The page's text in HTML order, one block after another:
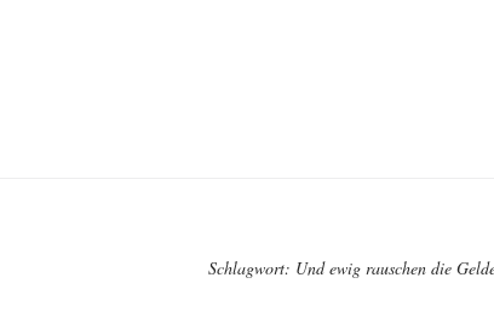
Schlagwort: Und ewig rauschen die